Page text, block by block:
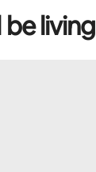
be living